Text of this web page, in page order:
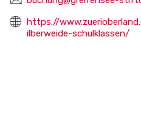
https://
ilberweide-schulklassen/